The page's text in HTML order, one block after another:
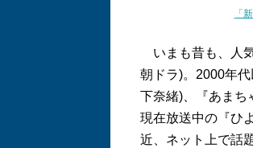
「
いまも昔も、人
朝ドラ)。2000年
下奈緒)、『あまち
現在放送中の『ひ
近、ネット上で話